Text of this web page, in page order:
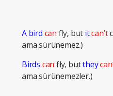
A bird can fly, but itcan’t
ama sürünemez.)
Birds can fly, butthey
ama sürünemezler.)